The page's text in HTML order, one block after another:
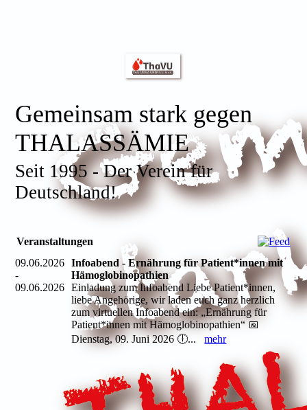
Gemeinsam stark gegen
THALASSÄMIE
Seit 1995 - Der Verein für
Deutschland!
Veranstaltungen
09.06.2026
-
09.06.2026
Infoabend - Ernährung für Patient*innen mit
Hämoglobinopathien
Einladung zum Infoabend Liebe Patient*innen,
liebe Angehörige, wir laden euch ganz herzlich
zum virtuellen Infoabend ein: „Ernährung für
Patient*innen mit Hämoglobinopathien“ 📅
Dienstag, 09. Juni 2026 🕕...mehr